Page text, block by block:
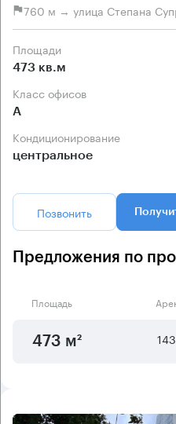
760 м → улица Степана
Площади
473 кв.м
Класс офисов
А
Кондиционирование
центральное
Позвонить
Предложения по
Площадь
473 м²